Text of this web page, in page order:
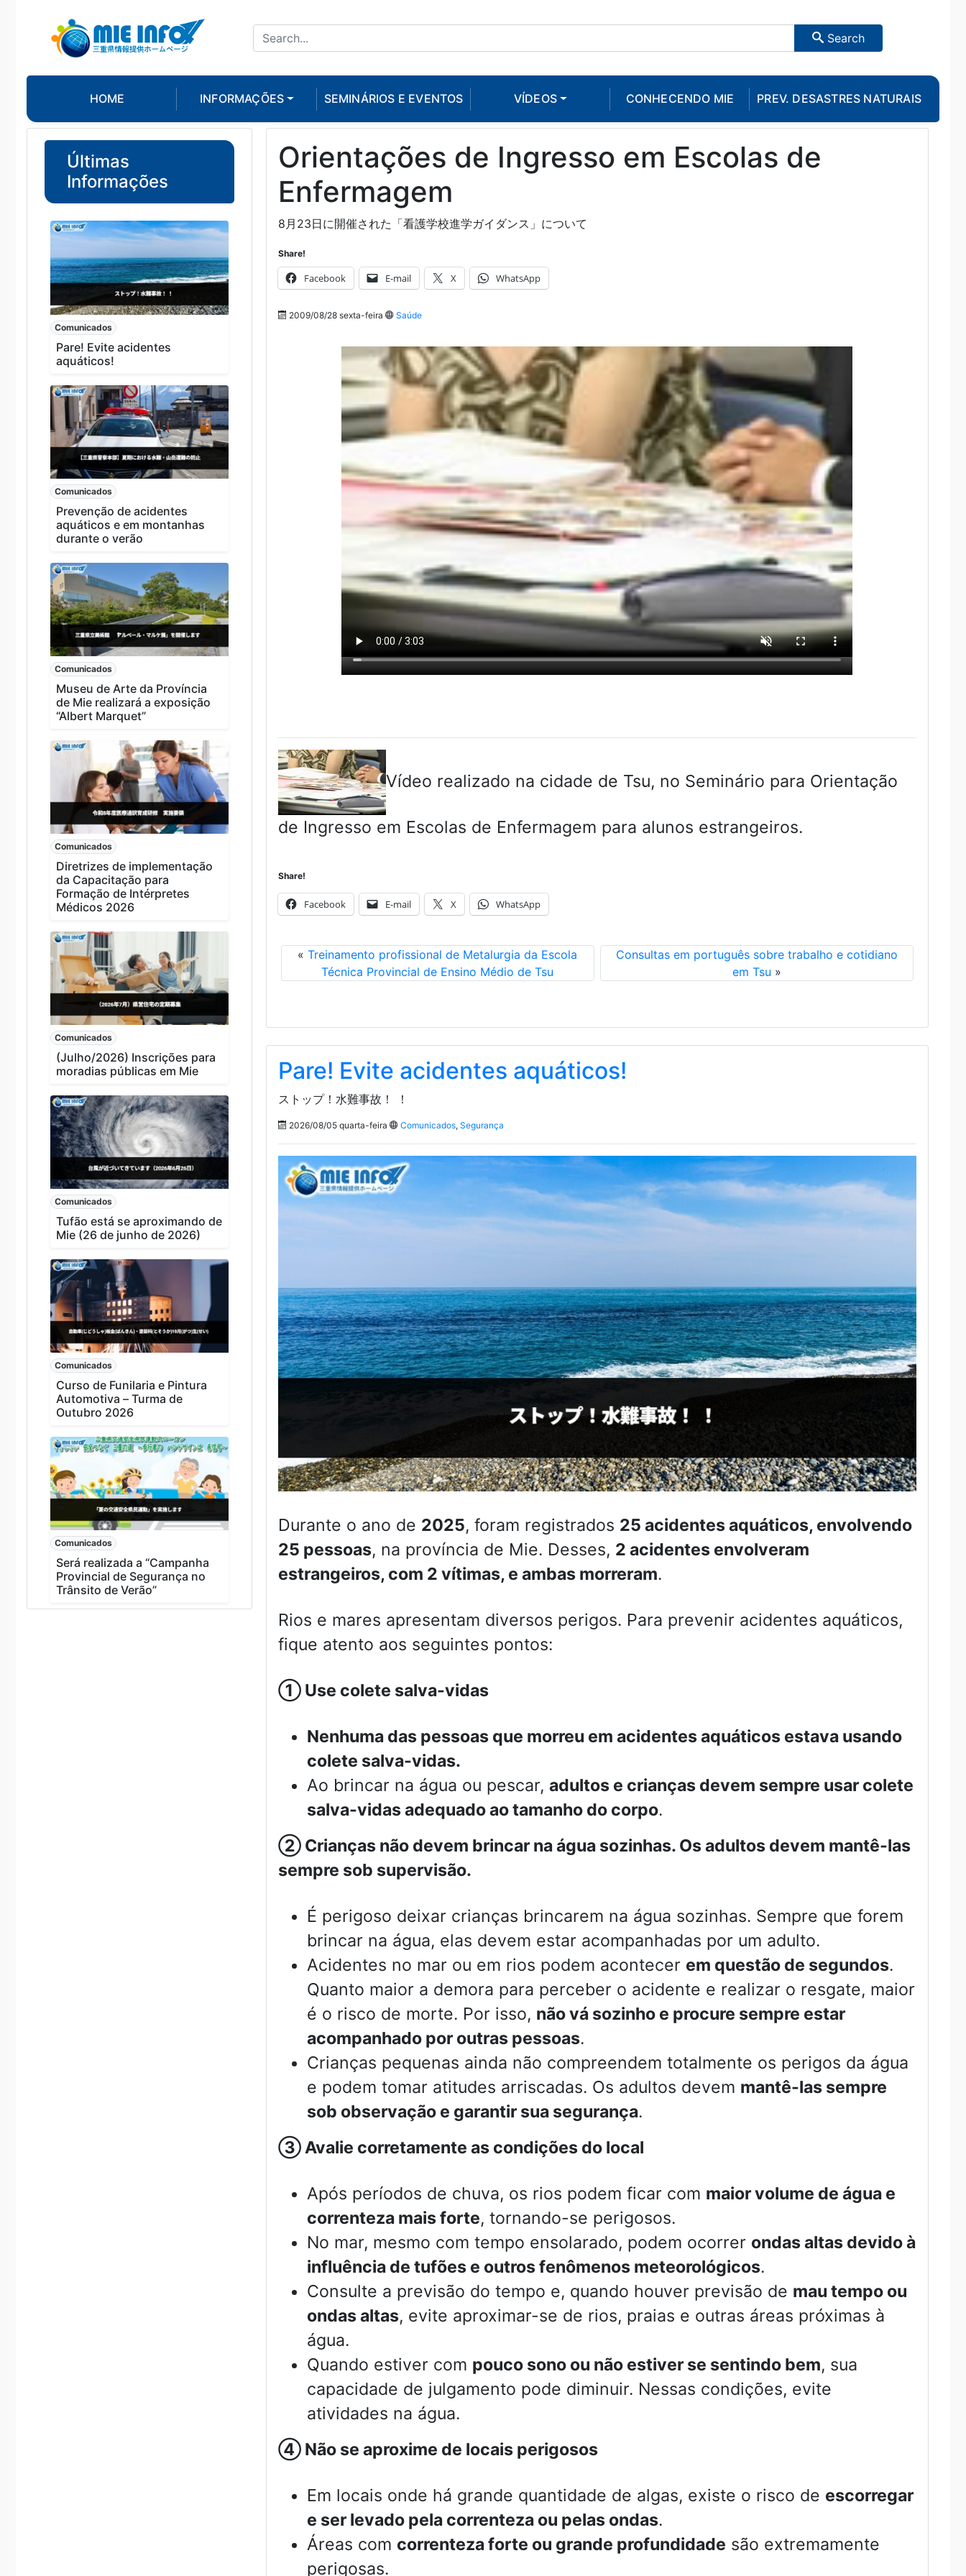
Search
HOME INFORMAÇÕES SEMINÁRIOS E EVENTOS VÍDEOS CONHECENDO MIE PREV. DESASTRES NATURAIS
Últimas
Informações
Comunicados
Pare! Evite acidentes
aquáticos!
Comunicados
Prevenção de acidentes
aquáticos e em montanhas
durante o verão
Comunicados
Museu de Arte da Província
de Mie realizará a exposição
“Albert Marquet”
Comunicados
Diretrizes de implementação
da Capacitação para
Formação de Intérpretes
Médicos 2026
Comunicados
(Julho/2026) Inscrições para
moradias públicas em Mie
Comunicados
Tufão está se aproximando de
Mie (26 de junho de 2026)
Comunicados
Curso de Funilaria e Pintura
Automotiva – Turma de
Outubro 2026
Comunicados
Será realizada a “Campanha
Provincial de Segurança no
Trânsito de Verão”
Orientações de Ingresso em Escolas de
Enfermagem
8月23日に開催された「看護学校進学ガイダンス」について
Share!
Facebook E-mail X WhatsApp
2009/08/28 sexta-feira Saúde
Vídeo realizado na cidade de Tsu, no Seminário para Orientação
de Ingresso em Escolas de Enfermagem para alunos estrangeiros.
Share!
Facebook E-mail X WhatsApp
«Treinamento profissional de Metalurgia da Escola
Técnica Provincial de Ensino Médio de Tsu
Consultas em português sobre trabalho e cotidiano
em Tsu »
Pare! Evite acidentes aquáticos!
ストップ！水難事故！ ！
2026/08/05 quarta-feira Comunicados, Segurança
Durante o ano de 2025, foram registrados 25 acidentes aquáticos, envolvendo
25 pessoas, na província de Mie. Desses, 2 acidentes envolveram
estrangeiros, com 2 vítimas, e ambas morreram.
Rios e mares apresentam diversos perigos. Para prevenir acidentes aquáticos,
fique atento aos seguintes pontos:
①Use colete salva-vidas
Nenhuma das pessoas que morreu em acidentes aquáticos estava usando
colete salva-vidas.
Ao brincar na água ou pescar, adultos e crianças devem sempre usar colete
salva-vidas adequado ao tamanho do corpo.
②Crianças não devem brincar na água sozinhas. Os adultos devem mantê-las
sempre sob supervisão.
É perigoso deixar crianças brincarem na água sozinhas. Sempre que forem
brincar na água, elas devem estar acompanhadas por um adulto.
Acidentes no mar ou em rios podem acontecer em questão de segundos.
Quanto maior a demora para perceber o acidente e realizar o resgate, maior
é o risco de morte. Por isso, não vá sozinho e procure sempre estar
acompanhado por outras pessoas.
Crianças pequenas ainda não compreendem totalmente os perigos da água
e podem tomar atitudes arriscadas. Os adultos devem mantê-las sempre
sob observação e garantir sua segurança.
③Avalie corretamente as condições do local
Após períodos de chuva, os rios podem ficar com maior volume de água e
correnteza mais forte, tornando-se perigosos.
No mar, mesmo com tempo ensolarado, podem ocorrer ondas altas devido à
influência de tufões e outros fenômenos meteorológicos.
Consulte a previsão do tempo e, quando houver previsão de mau tempo ou
ondas altas, evite aproximar-se de rios, praias e outras áreas próximas à
água.
Quando estiver com pouco sono ou não estiver se sentindo bem, sua
capacidade de julgamento pode diminuir. Nessas condições, evite
atividades na água.
④Não se aproxime de locais perigosos
Em locais onde há grande quantidade de algas, existe o risco de escorregar
e ser levado pela correnteza ou pelas ondas.
Áreas com correnteza forte ou grande profundidade são extremamente
perigosas.